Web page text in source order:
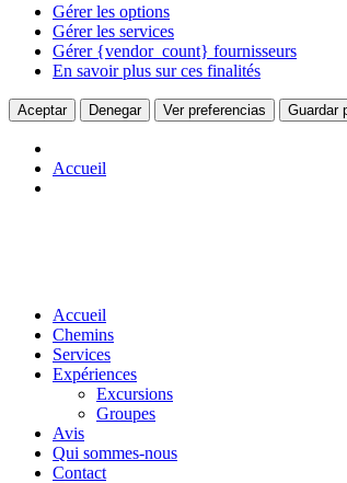
Gérer les options
Gérer les services
Gérer {vendor_count} fournisseurs
En savoir plus sur ces finalités
Aceptar Denegar Ver preferencias Guardar
Accueil
Accueil
Chemins
Services
Expériences
Excursions
Groupes
Avis
Qui sommes-nous
Contact